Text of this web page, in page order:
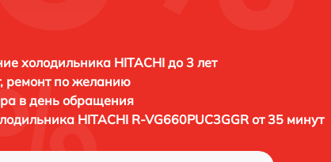
холодильника HITACHI до 3 лет
ремонт по желанию
в день обращения
HITACHI R-VG660PUC3GGR от 35 минут